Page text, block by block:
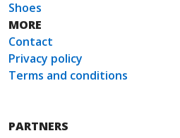
Shoes
MORE
Contact
Privacy policy
Terms and conditions
PARTNERS